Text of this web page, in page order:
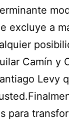
excluye a
Camín y
Levy
para